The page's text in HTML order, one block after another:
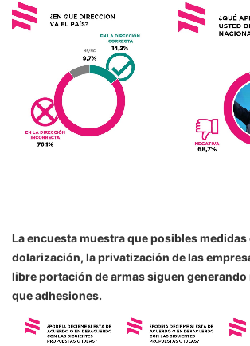
La encuesta muestra que posibles medidas
dolarización, la privatización de las
libre portación de armas siguen generando
que adhesiones.